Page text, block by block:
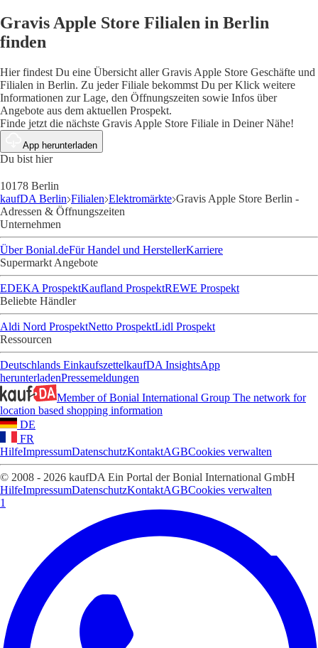
Gravis Apple Store Filialen in Berlin
finden
Hier findest Du eine Übersicht aller Gravis Apple Store Geschäfte und
Filialen in Berlin. Zu jeder Filiale bekommst Du per Klick weitere
Informationen zur Lage, den Öffnungszeiten sowie Infos über
Angebote aus dem aktuellen Prospekt.
Finde jetzt die nächste Gravis Apple Store Filiale in Deiner Nähe!
App herunterladen
Du bist hier
10178 Berlin
kaufDA Berlin Filialen Elektromärkte Gravis Apple Store Berlin -
Adressen & Öffnungszeiten
Unternehmen
Über Bonial.deFür Handel und HerstellerKarriere
Supermarkt Angebote
EDEKA ProspektKaufland ProspektREWE Prospekt
Beliebte Händler
Aldi Nord ProspektNetto ProspektLidl Prospekt
Ressourcen
Deutschlands EinkaufszettelkaufDA InsightsApp
herunterladenPressemeldungen
Member of Bonial International Group The network for
location based shopping information
DE
FR
HilfeImpressumDatenschutzKontaktAGBCookies verwalten
© 2008 - 2026 kaufDA Ein Portal der Bonial International GmbH
HilfeImpressumDatenschutzKontaktAGBCookies verwalten
1